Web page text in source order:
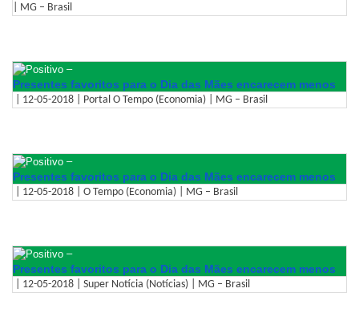
| MG – Brasil
–
Presentes favoritos para o Dia das Mães encarecem menos
| 12-05-2018 | Portal O Tempo (Economia) | MG – Brasil
–
Presentes favoritos para o Dia das Mães encarecem menos
| 12-05-2018 | O Tempo (Economia) | MG – Brasil
–
Presentes favoritos para o Dia das Mães encarecem menos
| 12-05-2018 | Super Notícia (Notícias) | MG – Brasil